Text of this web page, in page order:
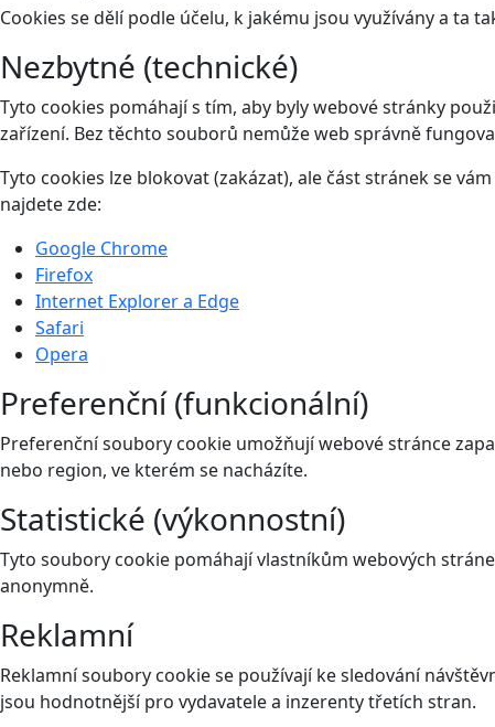
Cookies se dělí podle účelu, k jakému jsou využívány a ta
Nezbytné (technické)
Tyto cookies pomáhají s tím, aby byly webové stránky
zařízení. Bez těchto souborů nemůže web správně
Tyto cookies lze blokovat (zakázat), ale část stránek se
najdete zde:
Google Chrome
Firefox
Internet Explorer a Edge
Safari
Opera
Preferenční (funkcionální)
Preferenční soubory cookie umožňují webové stránce
nebo region, ve kterém se nacházíte.
Statistické (výkonnostní)
Tyto soubory cookie pomáhají vlastníkům webových
anonymně.
Reklamní
Reklamní soubory cookie se používají ke sledování
jsou hodnotnější pro vydavatele a inzerenty třetích stran.